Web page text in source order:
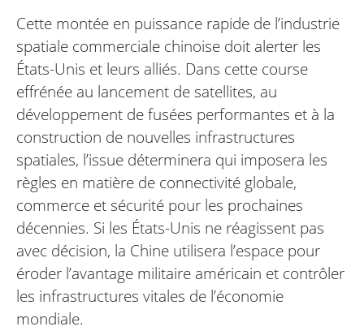
Cette montée en puissance rapide de l’industrie
spatiale commerciale chinoise doit alerter les
États-Unis et leurs alliés. Dans cette course
effrénée au lancement de satellites, au
développement de fusées performantes et à la
construction de nouvelles infrastructures
spatiales, l’issue déterminera qui imposera les
règles en matière de connectivité globale,
commerce et sécurité pour les prochaines
décennies. Si les États-Unis ne réagissent pas
avec décision, la Chine utilisera l’espace pour
éroder l’avantage militaire américain et contrôler
les infrastructures vitales de l’économie
mondiale.